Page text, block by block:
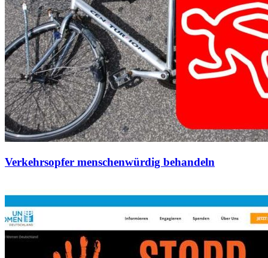
Verkehrsopfer menschenwürdig behandeln